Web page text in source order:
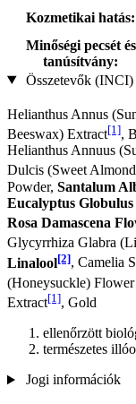
Kozmetikai hatás:
Minőségi pecsét és
tanúsítvány:
Összetevők (INCI)
Helianthus Annus
Beeswax) Extract[1],
Helianthus Annuus
Dulcis (Sweet
Powder, Santalum
Eucalyptus
Rosa Damascena
Glycyrrhiza Glabra
Linalool[2], Camelia
(Honeysuckle)
Extract[1], Gold
ellenőrzött
természetes
Jogi információk